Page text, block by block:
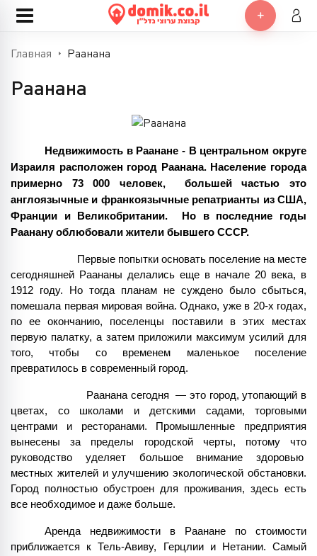
Главная Раанана
Раанана
Недвижимость в Раанане - В центральном округе
Израиля расположен город Раанана. Население города
примерно 73 000 человек,  большей частью это
англоязычные и франкоязычные репатрианты из США,
Франции и Великобритании.  Но в последние годы
Раанану облюбовали жители бывшего СССР.
Первые попытки основать поселение на месте
сегодняшней Раананы делались еще в начале 20 века, в
1912 году. Но тогда планам не суждено было сбыться,
помешала первая мировая война. Однако, уже в 20-х годах,
по ее окончанию, поселенцы поставили в этих местах
первую палатку, а затем приложили максимум усилий для
того, чтобы со временем маленькое поселение
превратилось в современный город.
Раанана сегодня  — это город, утопающий в
цветах, со школами и детскими садами, торговыми
центрами и ресторанами. Промышленные предприятия
вынесены за пределы городской черты, потому что
руководство уделяет большое внимание здоровью
местных жителей и улучшению экологической обстановки.
Город полностью обустроен для проживания, здесь есть
все необходимое и даже больше.
Аренда недвижимости в Раанане по стоимости
приближается к Тель-Авиву, Герцлии и Нетании. Самый